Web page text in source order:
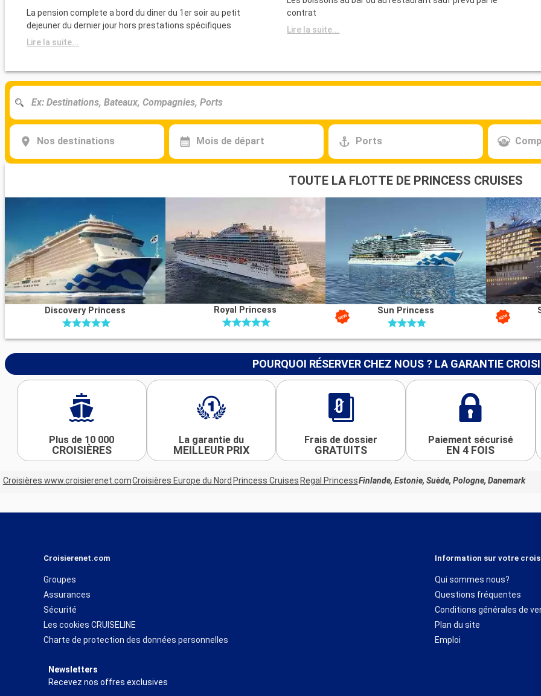
La pension complete a bord du diner du 1er soir au petit
dejeuner du dernier jour hors prestations spécifiques
Lire la suite...
contrat
Lire la suite...
Nos destinations Mois de départ Ports
TOUTE LA FLOTTE DE PRINCESS CRUISES
Discovery Princess Royal Princess Sun Princess
POURQUOI RÉSERVER CHEZ NOUS ? LA GARANTIE
Plus de 10 000
CROISIÈRES
La garantie du
MEILLEUR PRIX
Frais de dossier
GRATUITS
Paiement sécurisé
EN 4 FOIS
Croisières www.croisierenet.comCroisières Europe du Nord Princess Cruises Regal PrincessFinlande, Estonie, Suède, Pologne, Danemark
Croisierenet.com
Groupes
Assurances
Sécurité
Les cookies CRUISELINE
Charte de protection des données personnelles
Information sur votre
Qui sommes nous?
Questions fréquentes
Conditions générales de
Plan du site
Emploi
Newsletters
Recevez nos offres exclusives